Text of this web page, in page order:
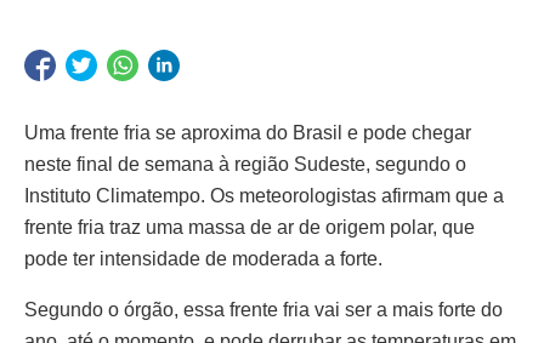
Uma frente fria se aproxima do Brasil e pode chegar
neste final de semana à região Sudeste, segundo o
Instituto Climatempo. Os meteorologistas afirmam que a
frente fria traz uma massa de ar de origem polar, que
pode ter intensidade de moderada a forte.
Segundo o órgão, essa frente fria vai ser a mais forte do